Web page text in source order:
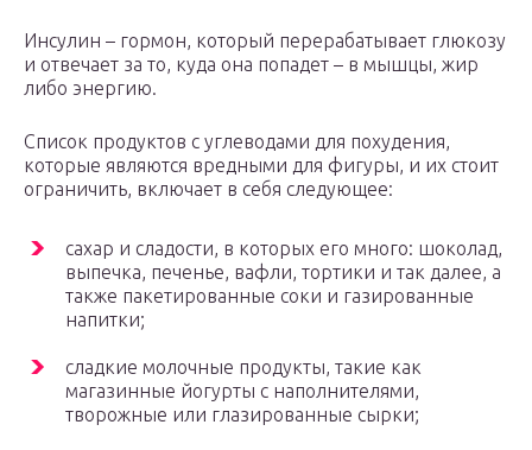
Инсулин – гормон, который перерабатывает глюкозу
и отвечает за то, куда она попадет – в мышцы, жир
либо энергию.
Список продуктов с углеводами для похудения,
которые являются вредными для фигуры, и их стоит
ограничить, включает в себя следующее:
сахар и сладости, в которых его много: шоколад,
выпечка, печенье, вафли, тортики и так далее, а
также пакетированные соки и газированные
напитки;
сладкие молочные продукты, такие как
магазинные йогурты с наполнителями,
творожные или глазированные сырки;